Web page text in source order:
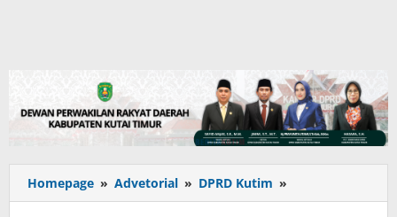
Homepage » Advetorial » DPRD Kutim »
APBD